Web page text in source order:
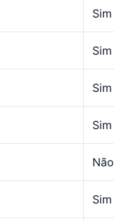
Sim
Sim
Sim
Sim
Não
Sim